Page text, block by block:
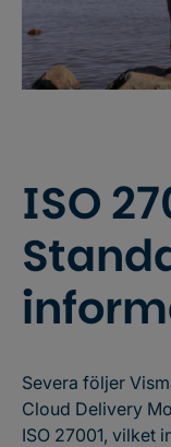
ISO
Severa följer
Cloud Delivery
ISO 27001, vilket